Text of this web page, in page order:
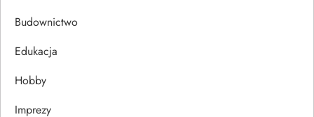
c
j
a
Budownictwo
Edukacja
Hobby
Imprezy